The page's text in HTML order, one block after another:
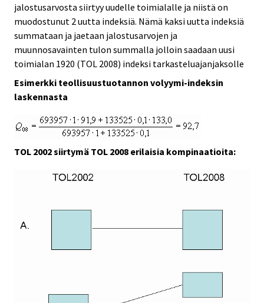
jalostusarvosta siirtyy uudelle toimialalle ja niistä on
muodostunut 2 uutta indeksiä. Nämä kaksi uutta indeksiä
summataan ja jaetaan jalostusarvojen ja
muunnosavainten tulon summalla jolloin saadaan uusi
toimialan 1920 (TOL 2008) indeksi tarkasteluajanjaksolle
Esimerkki teollisuustuotannon volyymi-indeksin
laskennasta
TOL 2002 siirtymä TOL 2008 erilaisia kompinaatioita: